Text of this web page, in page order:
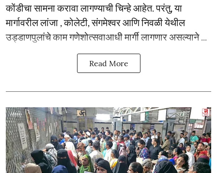
कोंडीचा सामना करावा लागण्याची चिन्हे आहेत. परंतु, या
मार्गावरील लांजा , कोलेटी, संगमेश्वर आणि निवळी येथील
उड्डाणपुलांचे काम गणेशोत्सवाआधी मार्गी लागणार असल्याने ...
Read More